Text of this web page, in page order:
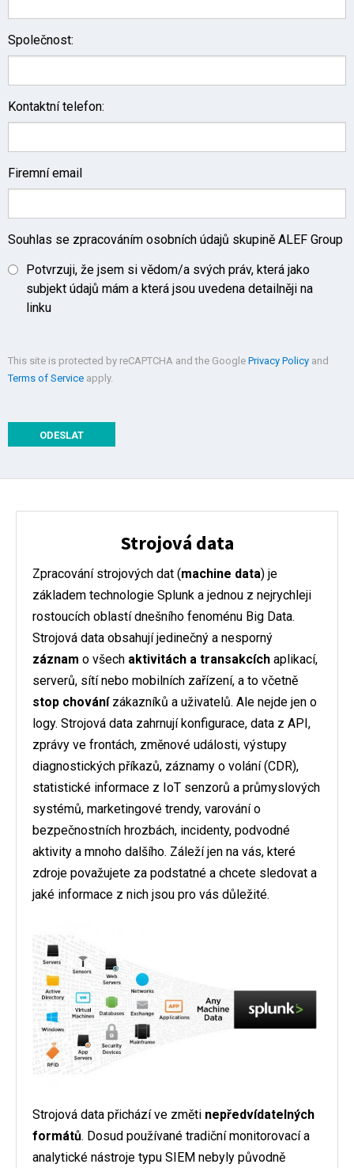
Společnost:
Kontaktní telefon:
Firemní email
Souhlas se zpracováním osobních údajů skupině ALEF Group
Potvrzuji, že jsem si vědom/a svých práv, která jako
subjekt údajů mám a která jsou uvedena detailněji na
linku
This site is protected by reCAPTCHA and the Google Privacy Policy and
Terms of Service apply.
Strojová data
Zpracování strojových dat (machine data) je
základem technologie Splunk a jednou z nejrychleji
rostoucích oblastí dnešního fenoménu Big Data.
Strojová data obsahují jedinečný a nesporný
záznam o všech aktivitách a transakcích aplikací,
serverů, sítí nebo mobilních zařízení, a to včetně
stop chovánízákazníků a uživatelů. Ale nejde jen o
logy. Strojová data zahrnují konfigurace, data z API,
zprávy ve frontách, změnové události, výstupy
diagnostických příkazů, záznamy o volání (CDR),
statistické informace z IoT senzorů a průmyslových
systémů, marketingové trendy, varování o
bezpečnostních hrozbách, incidenty, podvodné
aktivity a mnoho dalšího. Záleží jen na vás, které
zdroje považujete za podstatné a chcete sledovat a
jaké informace z nich jsou pro vás důležité.
Strojová data přichází ve změti nepředvídatelných
formátů. Dosud používané tradiční monitorovací a
analytické nástroje typu SIEM nebyly původně